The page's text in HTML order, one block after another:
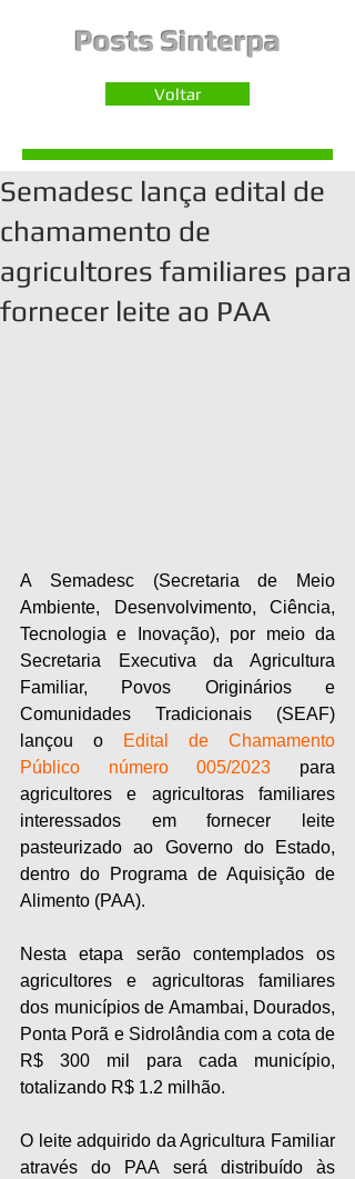
Posts Sinterpa
Voltar
Semadesc lança edital de
chamamento de
agricultores familiares para
fornecer leite ao PAA
A Semadesc (Secretaria de Meio
Ambiente, Desenvolvimento, Ciência,
Tecnologia e Inovação), por meio da
Secretaria Executiva da Agricultura
Familiar, Povos Originários e
Comunidades Tradicionais (SEAF)
lançou o
Edital de Chamamento
Público número 005/2023 para
agricultores e agricultoras familiares
interessados em fornecer leite
pasteurizado ao Governo do Estado,
dentro do Programa de Aquisição de
Alimento (PAA).
Nesta etapa serão contemplados os
agricultores e agricultoras familiares
dos municípios de Amambai, Dourados,
Ponta Porã e Sidrolândia com a cota de
R$ 300 mil para cada município,
totalizando R$ 1.2 milhão.
O leite adquirido da Agricultura Familiar
através do PAA será distribuído às